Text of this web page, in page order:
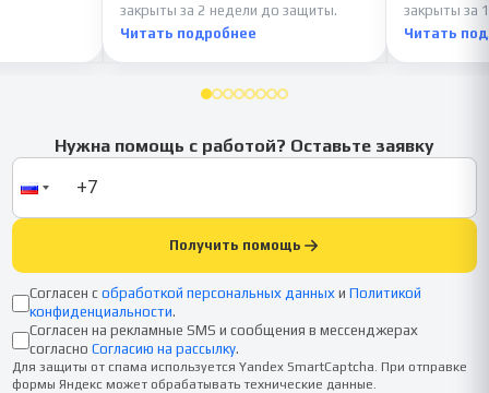
закрыты за 2 недели до защиты.
Читать подробнее
закрыты за
Читать
Нужна помощь с работой? Оставьте заявку
Получить помощь
Согласен с обработкой персональных данных и Политикой
конфиденциальности.
Согласен на рекламные SMS и сообщения в мессенджерах
согласно Согласию на рассылку.
Для защиты от спама используется Yandex SmartCaptcha. При отправке
формы Яндекс может обрабатывать технические данные.